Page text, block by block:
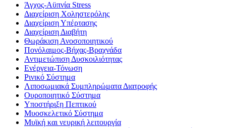
Άγχος-Αϋπνία Stress
Διαχείριση Χοληστερόλης
Διαχείριση Υπέρτασης
Διαχείριση Διαβήτη
Θωράκιση Ανοσοποιητικού
Πονόλαιμος-Βήχας-Βραχνάδα
Αντιμετώπιση Δυσκοιλιότητας
Eνέργεια-Τόνωση
Ρινικό Σύστημα
Λιποσωμιακά Συμπληρώματα Διατροφής
Ουροποιητικό Σύστημα
Υποστήριξη Πεπτικού
Μυοσκελετικό Σύστημα
Μυϊκή και νευρική λειτουργία